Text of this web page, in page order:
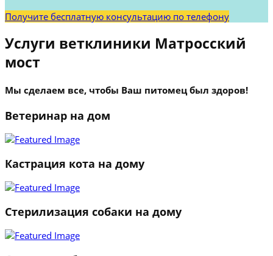
Получите бесплатную консультацию по телефону
Услуги ветклиники Матросский
мост
Мы сделаем все, чтобы Ваш питомец был здоров!
Ветеринар на дом
Кастрация кота на дому
Стерилизация собаки на дому